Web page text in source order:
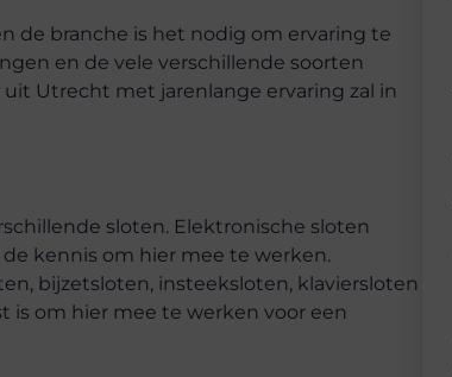
de branche is het nodig om ervaring te
en de vele verschillende soorten
Utrecht met jarenlange ervaring zal in
sloten. Elektronische sloten
kennis om hier mee te werken.
bijzetsloten, insteeksloten, klaviersloten
is om hier mee te werken voor een